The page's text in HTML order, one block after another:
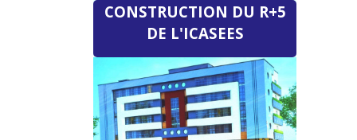
CONSTRUCTION DU R+5
DE L'ICASEES